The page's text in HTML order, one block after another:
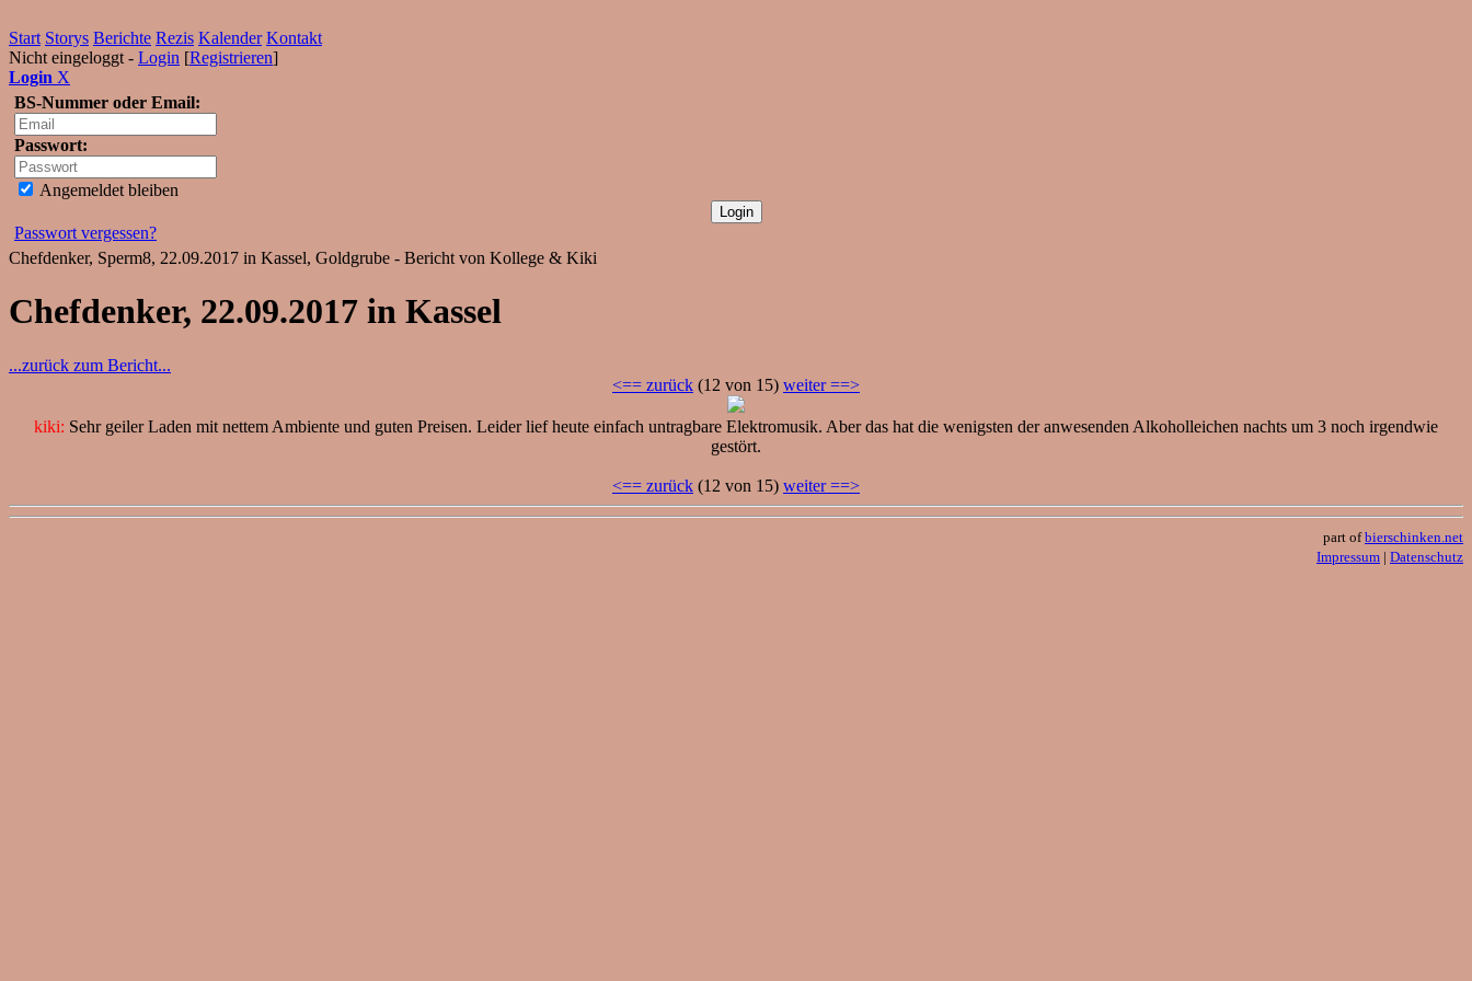
Start Storys Berichte Rezis Kalender Kontakt
Nicht eingeloggt - Login [Registrieren]
Login X
BS-Nummer oder Email:
Passwort:
Angemeldet bleiben
Passwort vergessen?
Chefdenker, Sperm8, 22.09.2017 in Kassel, Goldgrube - Bericht von Kollege & Kiki
Chefdenker, 22.09.2017 in Kassel
...zurück zum Bericht...
<== zurück (12 von 15) weiter ==>
kiki: Sehr geiler Laden mit nettem Ambiente und guten Preisen. Leider lief heute einfach untragbare Elektromusik. Aber das hat die wenigsten der anwesenden Alkoholleichen nachts um 3 noch irgendwie
gestört.
<== zurück (12 von 15) weiter ==>
part ofbierschinken.net
Impressum | Datenschutz